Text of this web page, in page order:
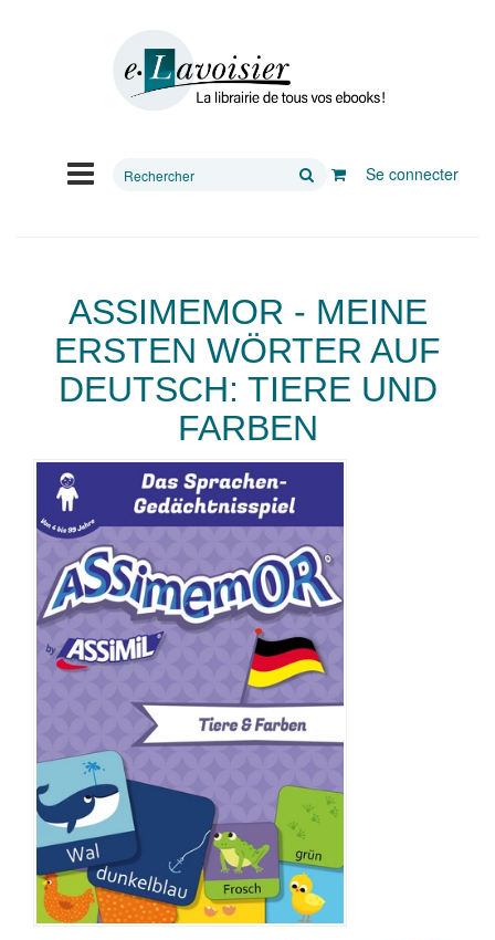
Rechercher
Se connecter
ASSIMEMOR - MEINE
ERSTEN WÖRTER AUF
DEUTSCH: TIERE UND
FARBEN